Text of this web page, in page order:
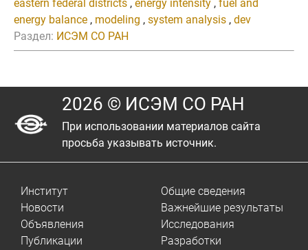
eastern federal districts , energy intensity , fuel and
energy balance , modeling , system analysis , dev
Раздел: ИСЭМ СО РАН
2026 © ИСЭМ СО РАН
При использовании материалов сайта
просьба указывать источник.
Институт
Новости
Объявления
Публикации
Общие сведения
Важнейшие результаты
Исследования
Разработки